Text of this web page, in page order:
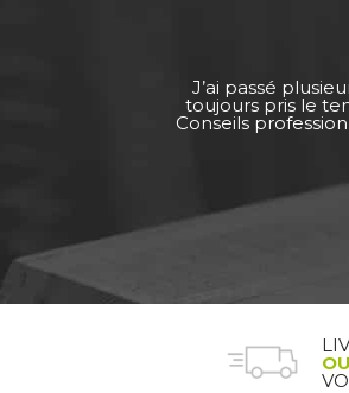
J’ai passé
toujours pris le
Conseils